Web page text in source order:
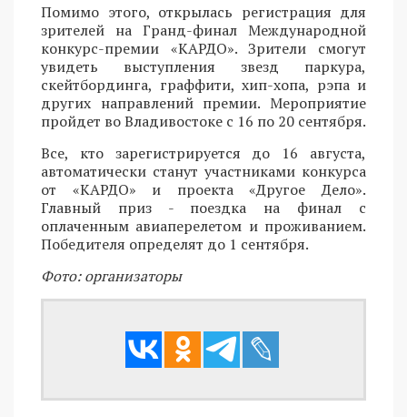
Помимо этого, открылась регистрация для
зрителей на Гранд-финал Международной
конкурс-премии «КАРДО». Зрители смогут
увидеть выступления звезд паркура,
скейтбординга, граффити, хип-хопа, рэпа и
других направлений премии. Мероприятие
пройдет во Владивостоке с 16 по 20 сентября.
Все, кто зарегистрируется до 16 августа,
автоматически станут участниками конкурса
от «КАРДО» и проекта «Другое Дело».
Главный приз - поездка на финал с
оплаченным авиаперелетом и проживанием.
Победителя определят до 1 сентября.
Фото: организаторы